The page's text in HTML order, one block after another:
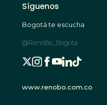
Síguenos
Bogotá te escucha
@RenoBo_Bogota
www.renobo.com.co